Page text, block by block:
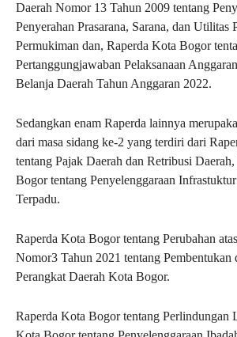
Daerah Nomor 13 Tahun 2009 tentang
Penyerahan Prasarana, Sarana, dan Utilitas
Permukiman dan, Raperda Kota Bogor
Pertanggungjawaban Pelaksanaan
Belanja Daerah Tahun Anggaran 2022.
Sedangkan enam Raperda lainnya
dari masa sidang ke-2 yang terdiri dari
tentang Pajak Daerah dan Retribusi
Bogor tentang Penyelenggaraan
Terpadu.
Raperda Kota Bogor tentang Perubahan
Nomor3 Tahun 2021 tentang Pembentukan
Perangkat Daerah Kota Bogor.
Raperda Kota Bogor tentang Perlindungan